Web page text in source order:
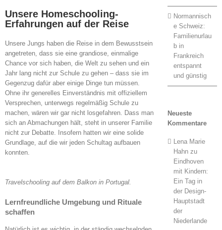
Unsere Homeschooling-
Erfahrungen auf der Reise
Unsere Jungs haben die Reise in dem Bewusstsein
angetreten, dass sie eine grandiose, einmalige
Chance vor sich haben, die Welt zu sehen und ein
Jahr lang nicht zur Schule zu gehen – dass sie im
Gegenzug dafür aber einige Dinge tun müssen.
Ohne ihr generelles Einverständnis mit offiziellem
Versprechen, unterwegs regelmäßig Schule zu
machen, wären wir gar nicht losgefahren. Dass man
sich an Abmachungen hält, steht in unserer Familie
nicht zur Debatte. Insofern hatten wir eine solide
Grundlage, auf die wir jeden Schultag aufbauen
konnten.
Travelschooling auf dem Balkon in Portugal.
Lernfreundliche Umgebung und Rituale
schaffen
Normannisch
e Schweiz:
Familienurlau
b in
Frankreich
entspannt
und günstig
Neueste
Kommentare
Lena Marie
Hahnzu
Eindhoven
mit Kindern:
Ein Tag in
der Design-
Hauptstadt
der
Niederlande